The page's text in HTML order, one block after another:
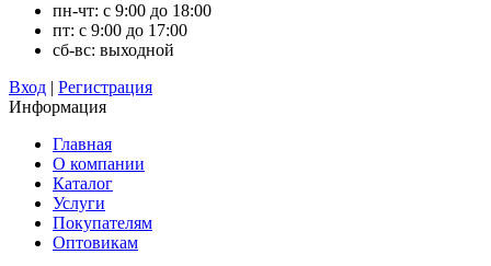
пн-чт: с 9:00 до 18:00
пт: с 9:00 до 17:00
сб-вс: выходной
Вход | Регистрация
Информация
Главная
О компании
Каталог
Услуги
Покупателям
Оптовикам